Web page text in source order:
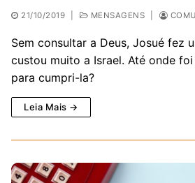
21/10/2019 MENSAGENS
Sem consultar a Deus, Josué fez
custou muito a Israel. Até onde
para cumpri-la?
Leia Mais →